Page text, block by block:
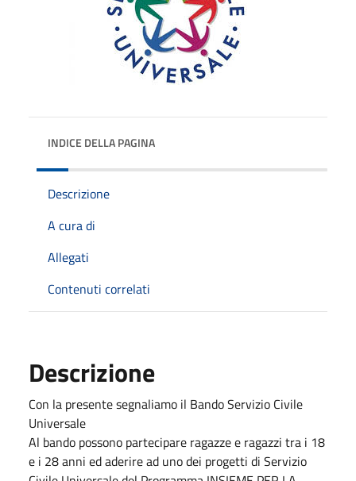
INDICE DELLA PAGINA
Descrizione
A cura di
Allegati
Contenuti correlati
Descrizione
Con la presente segnaliamo il Bando Servizio Civile
Universale
Al bando possono partecipare ragazze e ragazzi tra i 18
e i 28 anni ed aderire ad uno dei progetti di Servizio